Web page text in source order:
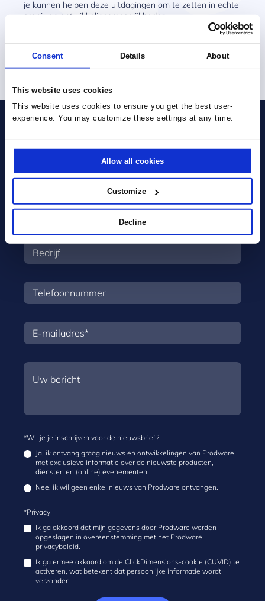
Consent Details About
This website uses cookies
This website uses cookies to ensure you get the best user-
experience. You may customize these settings at any time.
Allow all cookies
Customize
Decline
je kunnen helpen deze uitdagingen om te zetten in echte
groei- en ontwikkelingsmogelijkheden.
ONZE AANPAK
*Wil je je inschrijven voor de nieuwsbrief?
Ja, ik ontvang graag nieuws en ontwikkelingen van Prodware
met exclusieve informatie over de nieuwste producten,
diensten en (online) evenementen.
Nee, ik wil geen enkel nieuws van Prodware ontvangen.
*Privacy
Ik ga akkoord dat mijn gegevens door Prodware worden
opgeslagen in overeenstemming met het Prodware
privacybeleid.
Ik ga ermee akkoord om de ClickDimensions-cookie (CUVID) te
activeren, wat betekent dat persoonlijke informatie wordt
verzonden